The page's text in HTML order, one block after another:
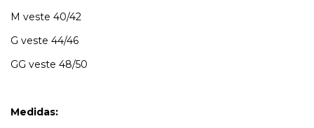
M veste 40/42
G veste 44/46
GG veste 48/50
Medidas: